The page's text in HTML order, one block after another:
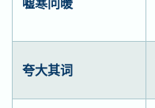
夸大其词